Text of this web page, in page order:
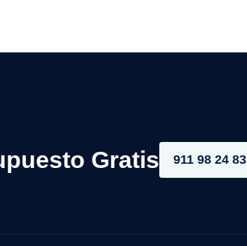
Gratis 911 98 24 83